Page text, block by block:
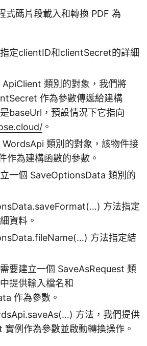
式碼片段載入和轉換 PDF 為
定clientID和clientSecret的詳細
ApiClient 類別的對象，我們將
作為參數傳遞給建構
baseUrl，預設情況下它指向
。
WordsApi 類別的對象，該物件接
作為建構函數的參數。
一個 SaveOptionsData 類別的
方法指定
資料。
方法指定結
要建立一個 SaveAsRequest 類
提供輸入檔名和
作為參數。
方法，我們提供
實例作為參數並啟動轉換操作。